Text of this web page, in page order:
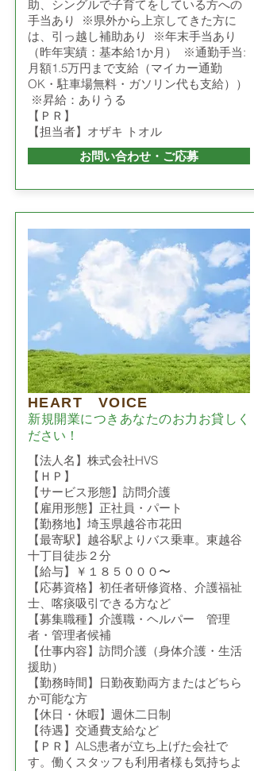
助、シングルで子育てをしている方への
手当あり ※県外から上京してきた方に
は、引っ越し補助あり ※年末手当あり
（昨年実績：基本給1か月） ※通勤手当:
月額1.5万円まで支給（マイカー通勤
OK・駐車場無料・ガソリン代も支給））
※昇給：ありうる
【ＰＲ】
【担当者】オザキ トオル
お問い合わせ・ご応募
HEART VOICE
新規開業につきあなたのお力お貸しく
ださい！
【法人名】株式会社HVS
【ＨＰ】
【サービス形態】訪問介護
【雇用形態】正社員・パート
【勤務地】埼玉県越谷市花田
【最寄駅】越谷駅よりバス乗車。東越谷
十丁目徒歩２分
【給与】￥１８５０００〜
【応募資格】初任者研修資格、介護福祉
士、喀痰吸引できる方など
【募集職種】介護職・ヘルパー 管理
者・管理者候補
【仕事内容】訪問介護（身体介護・生活
援助）
【勤務時間】日勤夜勤両方またはどちら
か可能な方
【休日・休暇】週休二日制
【待遇】交通費支給など
【ＰＲ】ALS患者が立ち上げた会社で
す。働くスタッフも利用者様も気持ちよ